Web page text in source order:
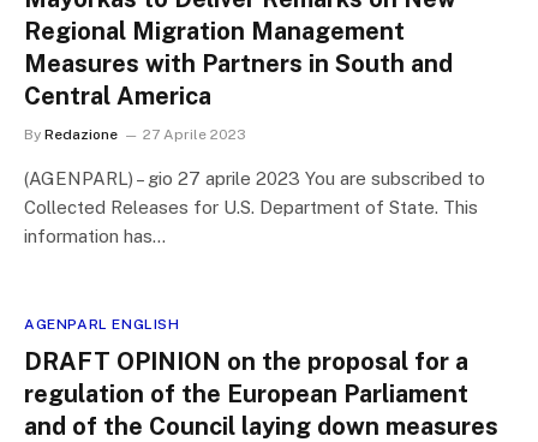
Regional Migration Management
Measures with Partners in South and
Central America
By Redazione 27 Aprile 2023
(AGENPARL) – gio 27 aprile 2023 You are subscribed to
Collected Releases for U.S. Department of State. This
information has…
AGENPARL ENGLISH
DRAFT OPINION on the proposal for a
regulation of the European Parliament
and of the Council laying down measures